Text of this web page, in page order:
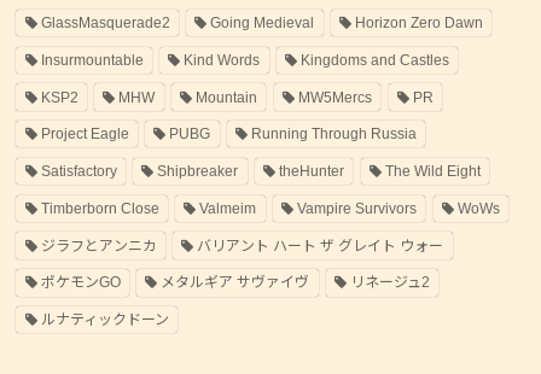
GlassMasquerade2 Going Medieval Horizon Zero Dawn
Insurmountable Kind Words Kingdoms and Castles
KSP2 MHW Mountain MW5Mercs PR
Project Eagle PUBG Running Through Russia
Satisfactory Shipbreaker theHunter The Wild Eight
Timberborn Close Valmeim Vampire Survivors WoWs
ジラフとアンニカ バリアント ハート ザ グレイト ウォー
ポケモンGO メタルギア サヴァイヴ リネージュ2
ルナティックドーン